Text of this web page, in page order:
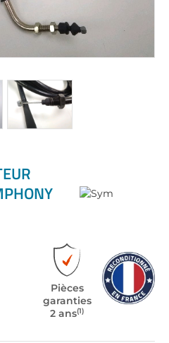
Pièces
garanties
2 ans(1)